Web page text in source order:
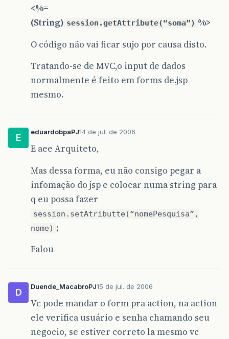
<%=
(String) session.getAttribute(“soma”) %>
O código não vai ficar sujo por causa disto.
Tratando-se de MVC,o input de dados
normalmente é feito em forms de.jsp
mesmo.
E
eduardobpaPJ14 de jul. de 2006
E aee Arquiteto,
Mas dessa forma, eu não consigo pegar a
infomação do jsp e colocar numa string para
q eu possa fazer
session.setAtributte(“nomePesquisa”,
nome) ;
Falou
D
Duende_MacabroPJ15 de jul. de 2006
Vc pode mandar o form pra action, na action
ele verifica usuário e senha chamando seu
negocio, se estiver correto la mesmo vc